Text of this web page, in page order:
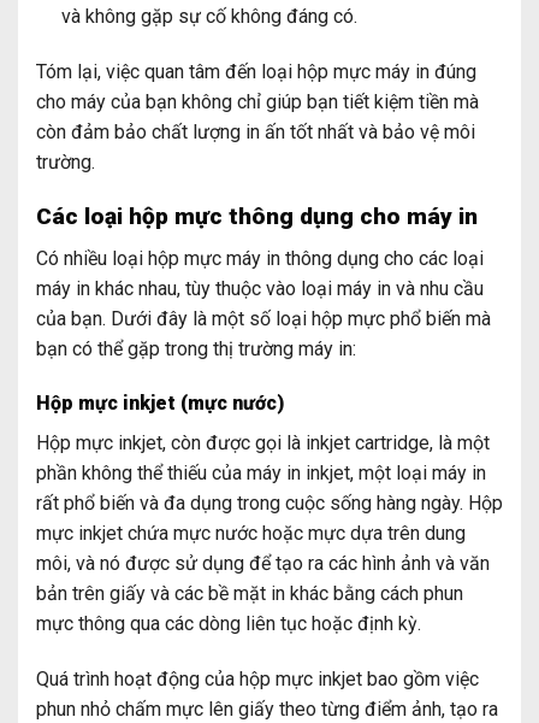
và không gặp sự cố không đáng có.
Tóm lại, việc quan tâm đến loại hộp mực máy in đúng
cho máy của bạn không chỉ giúp bạn tiết kiệm tiền mà
còn đảm bảo chất lượng in ấn tốt nhất và bảo vệ môi
trường.
Các loại hộp mực thông dụng cho máy in
Có nhiều loại hộp mực máy in thông dụng cho các loại
máy in khác nhau, tùy thuộc vào loại máy in và nhu cầu
của bạn. Dưới đây là một số loại hộp mực phổ biến mà
bạn có thể gặp trong thị trường máy in:
Hộp mực inkjet (mực nước)
Hộp mực inkjet, còn được gọi là inkjet cartridge, là một
phần không thể thiếu của máy in inkjet, một loại máy in
rất phổ biến và đa dụng trong cuộc sống hàng ngày. Hộp
mực inkjet chứa mực nước hoặc mực dựa trên dung
môi, và nó được sử dụng để tạo ra các hình ảnh và văn
bản trên giấy và các bề mặt in khác bằng cách phun
mực thông qua các dòng liên tục hoặc định kỳ.
Quá trình hoạt động của hộp mực inkjet bao gồm việc
phun nhỏ chấm mực lên giấy theo từng điểm ảnh, tạo ra